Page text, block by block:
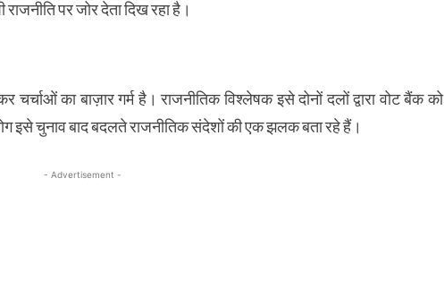
पर जोर देता दिख रहा है।
चर्चाओं का बाज़ार गर्म है। राजनीतिक विश्लेषक इसे दोनों दलों द्वारा वोट बैंक को
इसे चुनाव बाद बदलते राजनीतिक संदेशों की एक झलक बता रहे हैं।
- Advertisement -